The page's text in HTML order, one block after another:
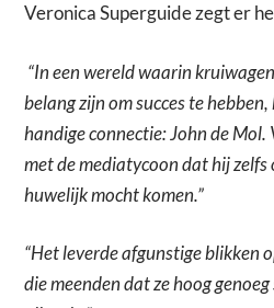
Veronica Superguide zegt er
“In een wereld waarin
belang zijn om succes te
handige connectie: John de Mol.
met de mediatycoon dat hij zelfs
huwelijk mocht komen.”
“Het leverde afgunstige blikken
die meenden dat ze hoog